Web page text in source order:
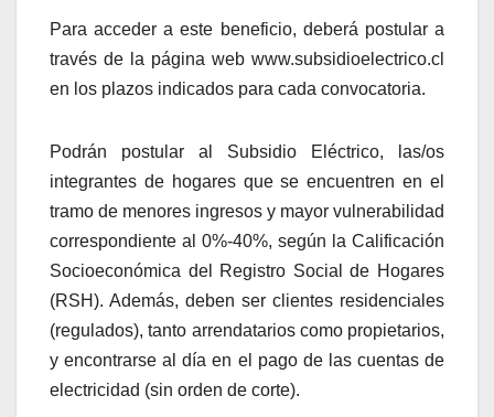
Para acceder a este beneficio, deberá postular a
través de la página web www.subsidioelectrico.cl
en los plazos indicados para cada convocatoria.
Podrán postular al Subsidio Eléctrico, las/os
integrantes de hogares que se encuentren en el
tramo de menores ingresos y mayor vulnerabilidad
correspondiente al 0%-40%, según la Calificación
Socioeconómica del Registro Social de Hogares
(RSH). Además, deben ser clientes residenciales
(regulados), tanto arrendatarios como propietarios,
y encontrarse al día en el pago de las cuentas de
electricidad (sin orden de corte).